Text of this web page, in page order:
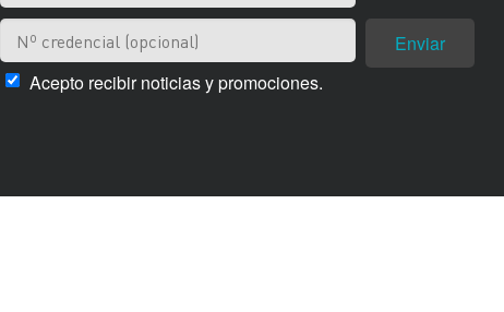
Enviar
Acepto recibir noticias y promociones.